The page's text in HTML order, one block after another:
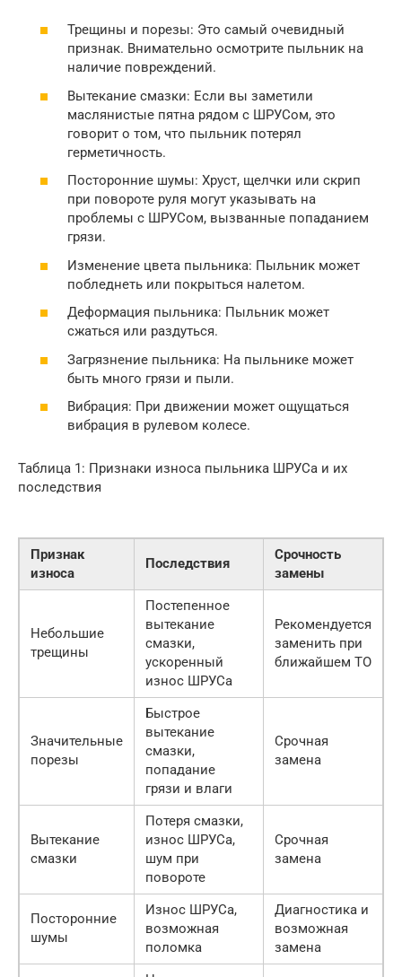
Трещины и порезы: Это самый очевидный
признак. Внимательно осмотрите пыльник на
наличие повреждений.
Вытекание смазки: Если вы заметили
маслянистые пятна рядом с ШРУСом, это
говорит о том, что пыльник потерял
герметичность.
Посторонние шумы: Хруст, щелчки или скрип
при повороте руля могут указывать на
проблемы с ШРУСом, вызванные попаданием
грязи.
Изменение цвета пыльника: Пыльник может
побледнеть или покрыться налетом.
Деформация пыльника: Пыльник может
сжаться или раздуться.
Загрязнение пыльника: На пыльнике может
быть много грязи и пыли.
Вибрация: При движении может ощущаться
вибрация в рулевом колесе.
Таблица 1: Признаки износа пыльника ШРУСа и их
последствия
Признак
износа
Последствия
Срочность
замены
Небольшие
трещины
Постепенное
вытекание
смазки,
ускоренный
износ ШРУСа
Рекомендуется
заменить при
ближайшем ТО
Значительные
порезы
Быстрое
вытекание
смазки,
попадание
грязи и влаги
Срочная
замена
Вытекание
смазки
Потеря смазки,
износ ШРУСа,
шум при
повороте
Срочная
замена
Посторонние
шумы
Износ ШРУСа,
возможная
поломка
Диагностика и
возможная
замена